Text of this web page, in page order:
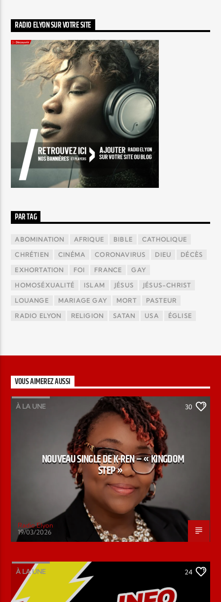
RADIO ELYON SUR VOTRE SITE
PAR TAG
ABOMINATION AFRIQUE BIBLE CATHOLIQUE
CHRÉTIEN CINÉMA CORONAVIRUS DIEU DÉCÈS
EXHORTATION FOI FRANCE GAY
HOMOSÉXUALITÉ ISLAM JÉSUS JÉSUS-CHRIST
LOUANGE MARIAGE GAY MORT PASTEUR
RADIO ELYON RELIGION SATAN USA ÉGLISE
VOUS AIMEREZ AUSSI
À LA UNE 30
NOUVEAU SINGLE DE K-REN – « KINGDOM
STEP »
Radio Elyon
19/03/2026
À LA UNE 24